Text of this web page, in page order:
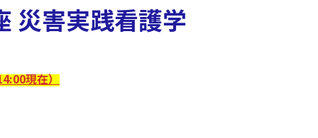
災害実践看護学
現在）